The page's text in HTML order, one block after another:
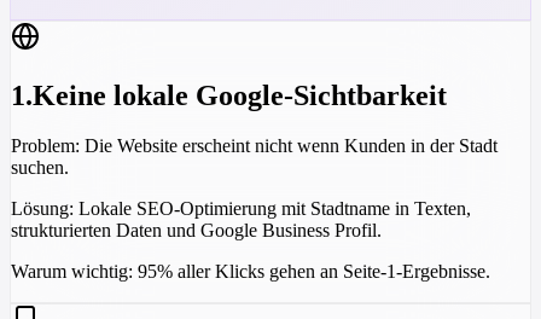
1.Keine lokale Google-Sichtbarkeit
Problem: Die Website erscheint nicht wenn Kunden in der Stadt
suchen.
Lösung: Lokale SEO-Optimierung mit Stadtname in Texten,
strukturierten Daten und Google Business Profil.
Warum wichtig: 95% aller Klicks gehen an Seite-1-Ergebnisse.